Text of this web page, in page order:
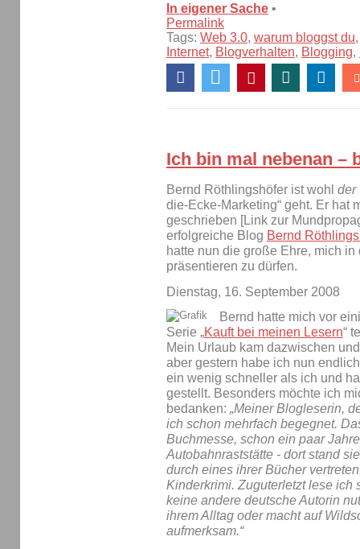
In eigener Sache •
Permalink
Tags: Web 3.0, warum bloggst du
Internet, Blogverhalten, Blogging,
Ich bin mal nebenan –
Bernd Röthlingshöfer ist wohl der
die-Ecke-Marketing“ geht. Er hat
geschrieben [Link zur
erfolgreiche Blog Bernd
hatte nun die große Ehre, mich
präsentieren zu dürfen.
Dienstag, 16. September 2008
Bernd hatte mich vor
Serie „Kauft bei meinen Lesern“
Mein Urlaub kam dazwischen
aber gestern habe ich nun
ein wenig schneller als ich und
gestellt. Besonders möchte ich
bedanken: „Meiner Blogleserin,
ich schon mehrfach begegnet.
Buchmesse, schon ein paar
Autobahnraststätte - dort stand
durch eines ihrer Bücher
Kinderkrimi. Zuguterletzt lese ich
keine andere deutsche Autorin
ihrem Alltag oder macht auf
aufmerksam.“